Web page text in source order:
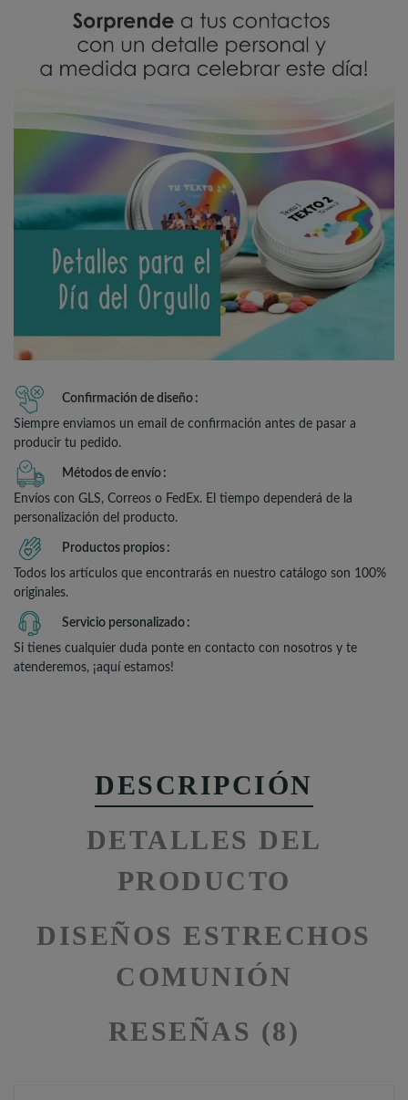
Confirmación de diseño
Siempre enviamos un email de confirmación antes de pasar a
producir tu pedido.
Métodos de envío
Envíos con GLS, Correos o FedEx. El tiempo dependerá de la
personalización del producto.
Productos propios
Todos los artículos que encontrarás en nuestro catálogo son 100%
originales.
Servicio personalizado
Si tienes cualquier duda ponte en contacto con nosotros y te
atenderemos, ¡aquí estamos!
DESCRIPCIÓN
DETALLES DEL
PRODUCTO
DISEÑOS ESTRECHOS
COMUNIÓN
RESEÑAS (8)